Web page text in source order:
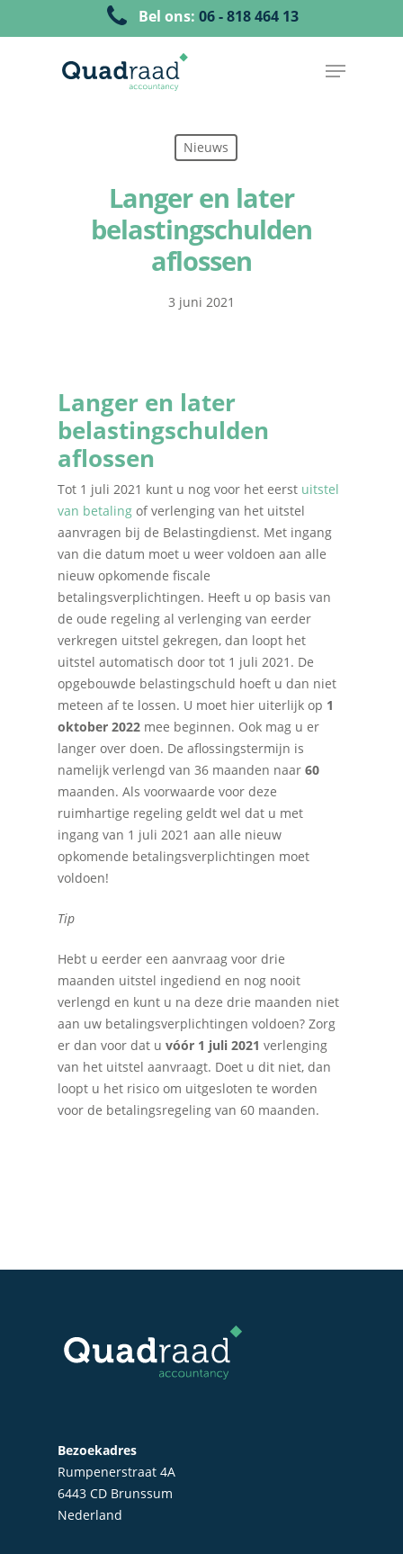
Bel ons: 06 - 818 464 13
Nieuws
Langer en later
belastingschulden
aflossen
3 juni 2021
Langer en later
belastingschulden
aflossen
Tot 1 juli 2021 kunt u nog voor het eerst uitstel
van betaling of verlenging van het uitstel
aanvragen bij de Belastingdienst. Met ingang
van die datum moet u weer voldoen aan alle
nieuw opkomende fiscale
betalingsverplichtingen. Heeft u op basis van
de oude regeling al verlenging van eerder
verkregen uitstel gekregen, dan loopt het
uitstel automatisch door tot 1 juli 2021. De
opgebouwde belastingschuld hoeft u dan niet
meteen af te lossen. U moet hier uiterlijk op 1
oktober 2022 mee beginnen. Ook mag u er
langer over doen. De aflossingstermijn is
namelijk verlengd van 36 maanden naar 60
maanden. Als voorwaarde voor deze
ruimhartige regeling geldt wel dat u met
ingang van 1 juli 2021 aan alle nieuw
opkomende betalingsverplichtingen moet
voldoen!
Tip
Hebt u eerder een aanvraag voor drie
maanden uitstel ingediend en nog nooit
verlengd en kunt u na deze drie maanden niet
aan uw betalingsverplichtingen voldoen? Zorg
er dan voor dat u vóór 1 juli 2021 verlenging
van het uitstel aanvraagt. Doet u dit niet, dan
loopt u het risico om uitgesloten te worden
voor de betalingsregeling van 60 maanden.
Bezoekadres
Rumpenerstraat 4A
6443 CD Brunssum
Nederland